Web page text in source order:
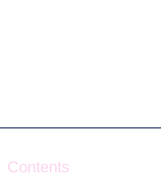
Contents